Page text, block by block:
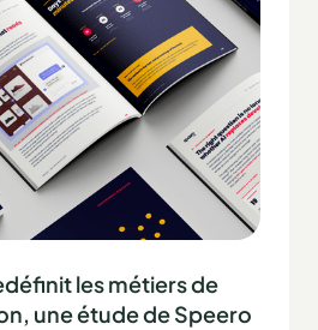
les métiers de
une étude de Speero